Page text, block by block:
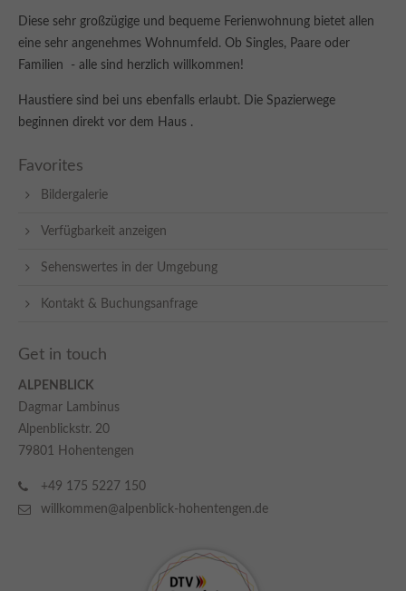
Diese sehr großzügige und bequeme Ferienwohnung bietet allen
eine sehr angenehmes Wohnumfeld. Ob Singles, Paare oder
Familien - alle sind herzlich willkommen!
Haustiere sind bei uns ebenfalls erlaubt. Die Spazierwege
beginnen direkt vor dem Haus .
Favorites
Bildergalerie
Verfügbarkeit anzeigen
Sehenswertes in der Umgebung
Kontakt & Buchungsanfrage
Get in touch
ALPENBLICK
Dagmar Lambinus
Alpenblickstr. 20
79801 Hohentengen
+49 175 5227 150
willkommen@alpenblick-hohentengen.de